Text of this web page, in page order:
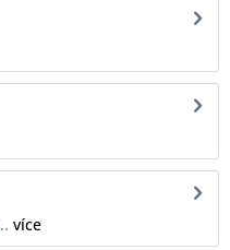
více